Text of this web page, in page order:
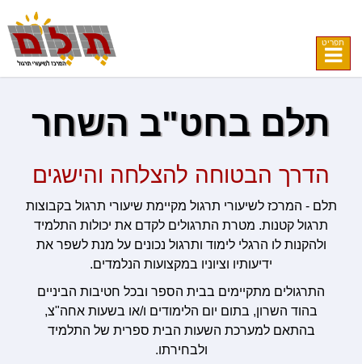
תפריט
תלם בחט"ב השחר
הדרך הבטוחה להצלחה והישגים
תלם - המרכז לשיעורי תרגול מקיימת שיעורי תרגול בקבוצות
תרגול קטנות. מטרת התרגולים לקדם את יכולות התלמיד
ולהקנות לו הרגלי לימוד ותרגול נכונים על מנת לשפר את
ידיעותיו וציוניו במקצועות הנלמדים.
התרגולים מתקיימים בבית הספר ובכל חטיבות הביניים
בהוד השרון, בתום יום הלימודים ו/או בשעות אחה"צ,
בהתאם למערכת השעות הבית ספרית של התלמיד
ולבחירתו.